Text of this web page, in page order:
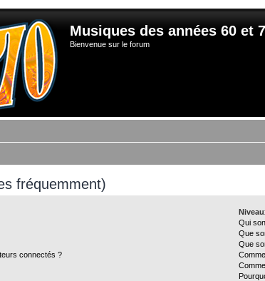
Musiques des années 60 et
Bienvenue sur le forum
fréquemment)
connectés ?
Qui
Que
Que